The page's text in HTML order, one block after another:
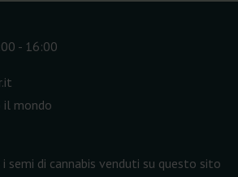
- 16:00
il mondo
semi di cannabis venduti su questo sito